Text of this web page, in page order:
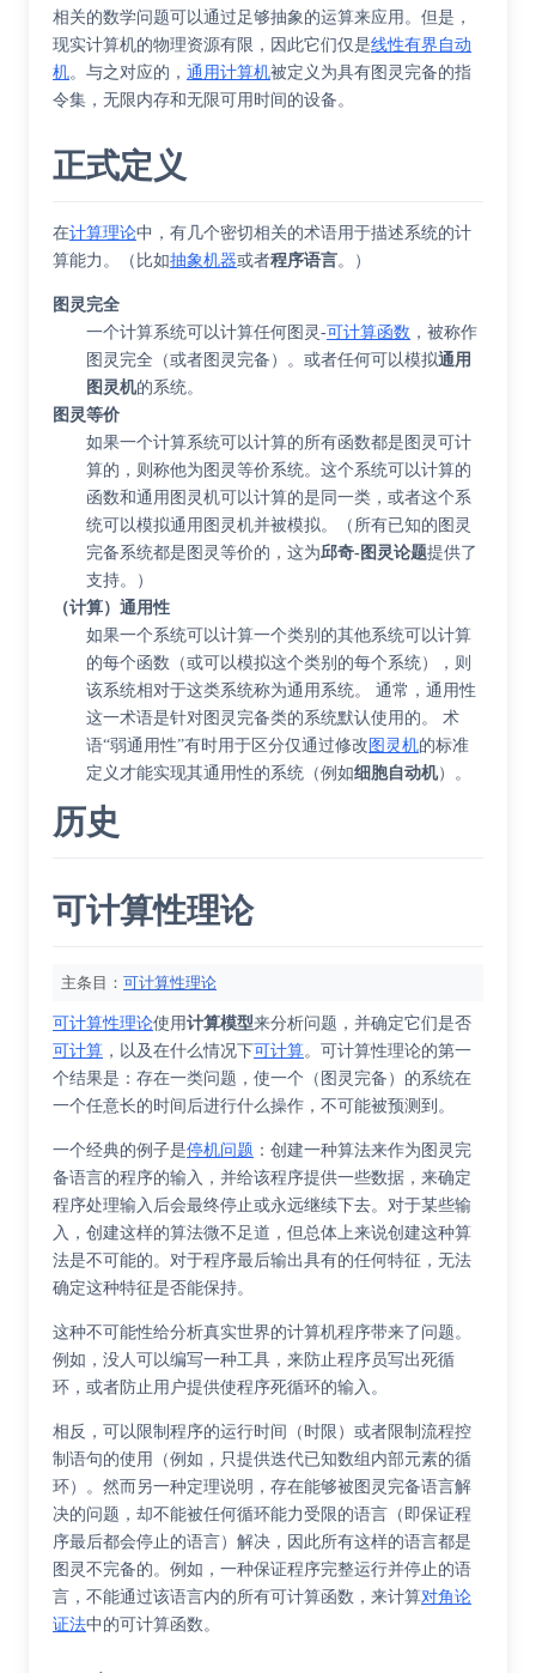
相关的数学问题可以通过足够抽象的运算来应用。但是，
现实计算机的物理资源有限，因此它们仅是线性有界自动
机。与之对应的， 通用计算机被定义为具有图灵完备的指
令集，无限内存和无限可用时间的设备。
正式定义
在计算理论中，有几个密切相关的术语用于描述系统的计
算能力。（比如抽象机器或者程序语言。）
图灵完全
一个计算系统可以计算任何图灵-可计算函数 ，被称作
图灵完全（或者图灵完备）。或者任何可以模拟通用
图灵机的系统。
图灵等价
如果一个计算系统可以计算的所有函数都是图灵可计
算的，则称他为图灵等价系统。这个系统可以计算的
函数和通用图灵机可以计算的是同一类，或者这个系
统可以模拟通用图灵机并被模拟。（所有已知的图灵
完备系统都是图灵等价的，这为邱奇-图灵论题提供了
支持。）
（计算）通用性
如果一个系统可以计算一个类别的其他系统可以计算
的每个函数（或可以模拟这个类别的每个系统），则
该系统相对于这类系统称为通用系统。 通常，通用性
这一术语是针对图灵完备类的系统默认使用的。 术
语“弱通用性”有时用于区分仅通过修改 图灵机的标准
定义才能实现其通用性的系统（例如细胞自动机）。
历史
可计算性理论
主条目： 可计算性理论
可计算性理论使用计算模型来分析问题，并确定它们是否
可计算 ，以及在什么情况下可计算。可计算性理论的第一
个结果是：存在一类问题，使一个（图灵完备）的系统在
一个任意长的时间后进行什么操作，不可能被预测到。
一个经典的例子是停机问题 ：创建一种算法来作为图灵完
备语言的程序的输入，并给该程序提供一些数据，来确定
程序处理输入后会最终停止或永远继续下去。对于某些输
入，创建这样的算法微不足道，但总体上来说创建这种算
法是不可能的。对于程序最后输出具有的任何特征，无法
确定这种特征是否能保持。
这种不可能性给分析真实世界的计算机程序带来了问题。
例如，没人可以编写一种工具，来防止程序员写出死循
环，或者防止用户提供使程序死循环的输入。
相反，可以限制程序的运行时间（时限）或者限制流程控
制语句的使用（例如，只提供迭代已知数组内部元素的循
环）。然而另一种定理说明，存在能够被图灵完备语言解
决的问题，却不能被任何循环能力受限的语言（即保证程
序最后都会停止的语言）解决，因此所有这样的语言都是
图灵不完备的。例如，一种保证程序完整运行并停止的语
言，不能通过该语言内的所有可计算函数，来计算对角论
证法中的可计算函数。